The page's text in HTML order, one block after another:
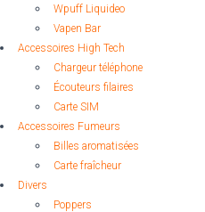
Wpuff Liquideo
Vapen Bar
Accessoires High Tech
Chargeur téléphone
Écouteurs filaires
Carte SIM
Accessoires Fumeurs
Billes aromatisées
Carte fraîcheur
Divers
Poppers